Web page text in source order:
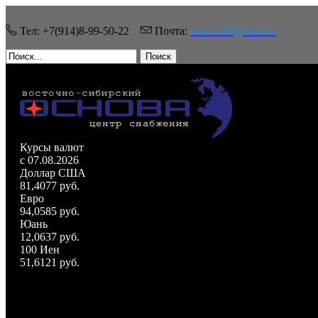
Тел: +7(914)8-99-50-22 Почта: osnova38@mail.ru
Поиск
Курсы валют
c 07.08.2026
Доллар США
81,4077 руб.
Евро
94,0585 руб.
Юань
12,0637 руб.
100 Иен
51,6121 руб.